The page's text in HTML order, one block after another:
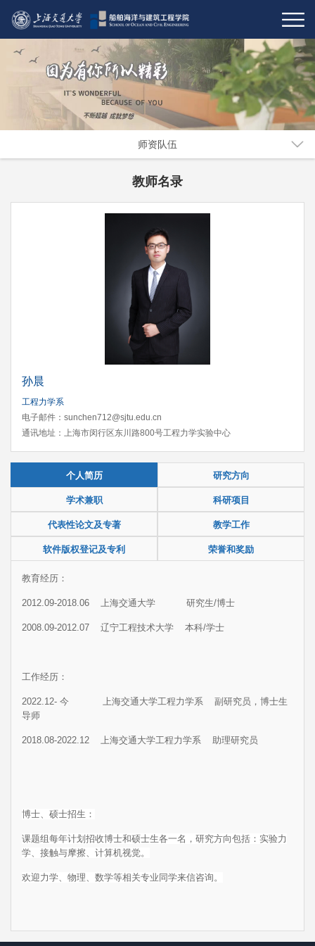
师资队伍
教师名录
孙晨
工程力学系
电子邮件：sunchen712@sjtu.edu.cn
通讯地址：上海市闵行区东川路800号工程力学实验中心
个人简历 研究方向
学术兼职 科研项目
代表性论文及专著 教学工作
软件版权登记及专利 荣誉和奖励
教育经历：
2012.09-2018.06 上海交通大学 研究生/博士
2008.09-2012.07 辽宁工程技术大学 本科/学士
工作经历：
2022.12- 今 上海交通大学工程力学系 副研究员，博士生
导师
2018.08-2022.12 上海交通大学工程力学系 助理研究员
博士、硕士招生：
课题组每年计划招收博士和硕士生各一名，研究方向包括：实验力
学、接触与摩擦、计算机视觉。
欢迎力学、物理、数学等相关专业同学来信咨询。